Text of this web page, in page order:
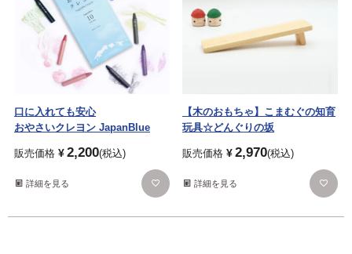
口に入れても安心
おやさいクレヨン JapanBlue
販売価格 ¥2,200 税込
詳細を見る
【木のおもちゃ】こまむぐの知育
玩具☆どんぐりの坂
販売価格 ¥2,970 税込
詳細を見る